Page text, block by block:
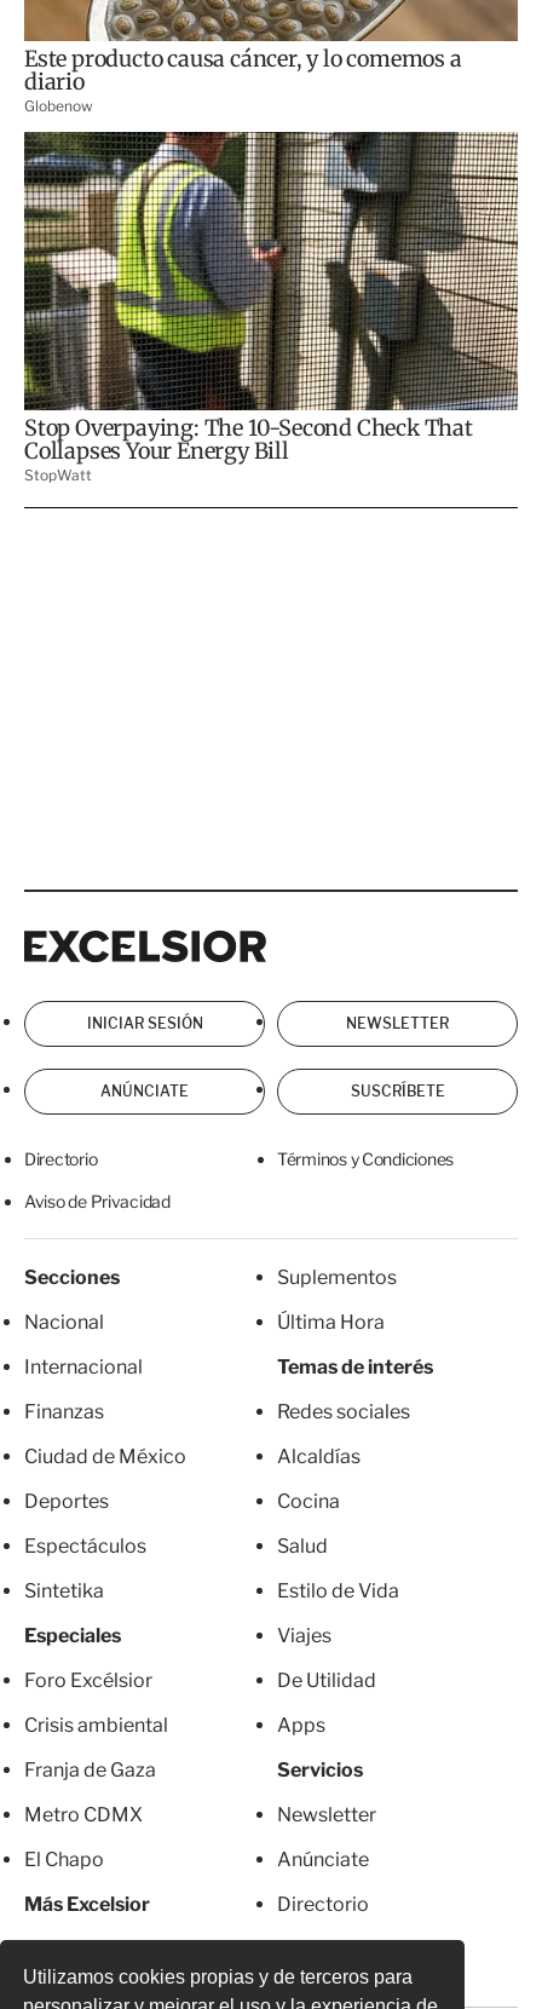
Utilizamos cookies propias y de terceros para
INICIAR SESIÓN NEWSLETTER
ANÚNCIATE SUSCRÍBETE
Directorio Términos y Condiciones
Aviso de Privacidad
Secciones
Nacional
Internacional
Finanzas
Ciudad de México
Deportes
Espectáculos
Sintetika
Especiales
Foro Excélsior
Crisis ambiental
Franja de Gaza
Metro CDMX
El Chapo
Más Excelsior
Suplementos
Última Hora
Temas de interés
Redes sociales
Alcaldías
Cocina
Salud
Estilo de Vida
Viajes
De Utilidad
Apps
Servicios
Newsletter
Anúnciate
Directorio